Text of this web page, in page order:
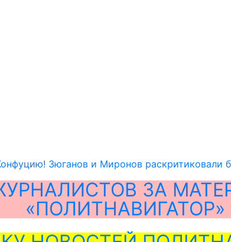
Зюганов и Миронов
ЗА
«ПОЛИТНАВИГАТОР»